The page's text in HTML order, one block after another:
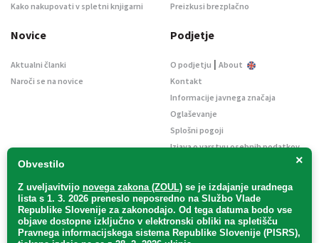
×
Obvestilo
Z uveljavitvijo novega zakona (ZOUL) se je izdajanje uradnega
lista s 1. 3. 2026 preneslo neposredno na Službo Vlade
Republike Slovenije za zakonodajo. Od tega datuma bodo vse
objave dostopne izključno v elektronski obliki na spletišču
Pravnega informacijskega sistema Republike Slovenije (PISRS),
Kako nakupovati v spletni knjigarni
Preizkusi brezplačno
Novice
Aktualni članki
Naroči se na novice
Podjetje
O podjetju | About
Kontakt
Informacije javnega značaja
Oglaševanje
Splošni pogoji
Izjava o varstvu osebnih podatkov
Uradni list d. o. o. – v likvidaciji / Vse pravice pridržane.